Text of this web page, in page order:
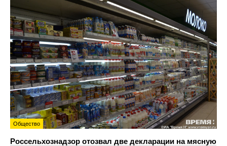
Общество
Россельхознадзор отозвал две декларации на мясную